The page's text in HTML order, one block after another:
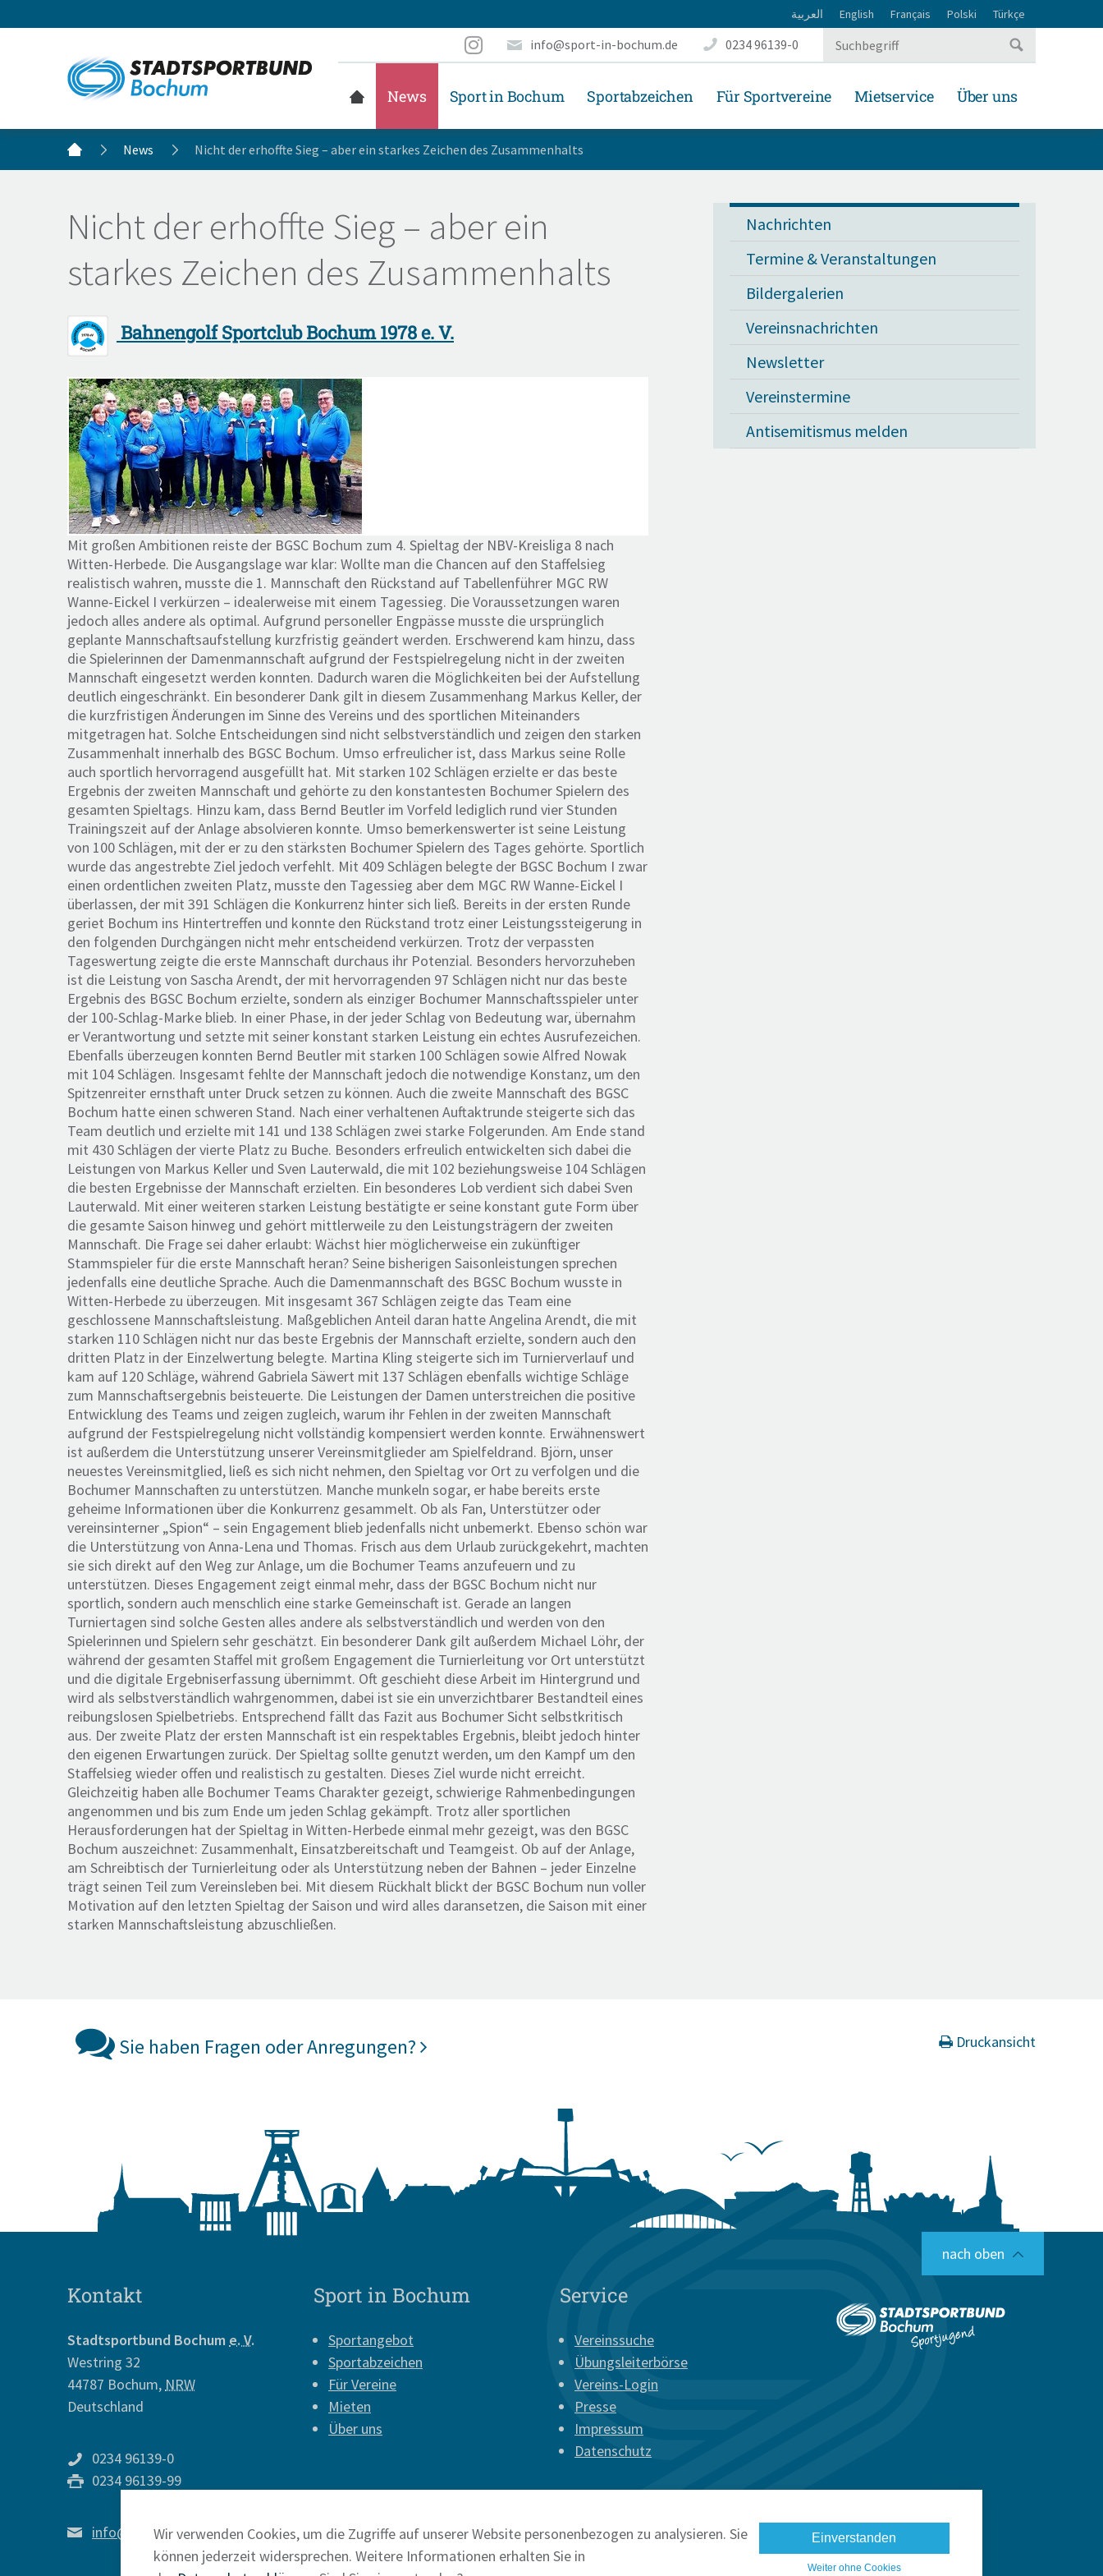
العربية English Français Polski Türkçe
info@sport-in-bochum.de 0234 96139-0
News Sport in Bochum Sportabzeichen Für Sportvereine Mietservice Über uns
News Nicht der erhoffte Sieg – aber ein starkes Zeichen des Zusammenhalts
Nicht der erhoffte Sieg – aber ein
starkes Zeichen des Zusammenhalts
Bahnengolf Sportclub Bochum 1978 e. V.
Mit großen Ambitionen reiste der BGSC Bochum zum 4. Spieltag der NBV-Kreisliga 8 nach
Witten-Herbede. Die Ausgangslage war klar: Wollte man die Chancen auf den Staffelsieg
realistisch wahren, musste die 1. Mannschaft den Rückstand auf Tabellenführer MGC RW
Wanne-Eickel I verkürzen – idealerweise mit einem Tagessieg. Die Voraussetzungen waren
jedoch alles andere als optimal. Aufgrund personeller Engpässe musste die ursprünglich
geplante Mannschaftsaufstellung kurzfristig geändert werden. Erschwerend kam hinzu, dass
die Spielerinnen der Damenmannschaft aufgrund der Festspielregelung nicht in der zweiten
Mannschaft eingesetzt werden konnten. Dadurch waren die Möglichkeiten bei der Aufstellung
deutlich eingeschränkt. Ein besonderer Dank gilt in diesem Zusammenhang Markus Keller, der
die kurzfristigen Änderungen im Sinne des Vereins und des sportlichen Miteinanders
mitgetragen hat. Solche Entscheidungen sind nicht selbstverständlich und zeigen den starken
Zusammenhalt innerhalb des BGSC Bochum. Umso erfreulicher ist, dass Markus seine Rolle
auch sportlich hervorragend ausgefüllt hat. Mit starken 102 Schlägen erzielte er das beste
Ergebnis der zweiten Mannschaft und gehörte zu den konstantesten Bochumer Spielern des
gesamten Spieltags. Hinzu kam, dass Bernd Beutler im Vorfeld lediglich rund vier Stunden
Trainingszeit auf der Anlage absolvieren konnte. Umso bemerkenswerter ist seine Leistung
von 100 Schlägen, mit der er zu den stärksten Bochumer Spielern des Tages gehörte. Sportlich
wurde das angestrebte Ziel jedoch verfehlt. Mit 409 Schlägen belegte der BGSC Bochum I zwar
einen ordentlichen zweiten Platz, musste den Tagessieg aber dem MGC RW Wanne-Eickel I
überlassen, der mit 391 Schlägen die Konkurrenz hinter sich ließ. Bereits in der ersten Runde
geriet Bochum ins Hintertreffen und konnte den Rückstand trotz einer Leistungssteigerung in
den folgenden Durchgängen nicht mehr entscheidend verkürzen. Trotz der verpassten
Tageswertung zeigte die erste Mannschaft durchaus ihr Potenzial. Besonders hervorzuheben
ist die Leistung von Sascha Arendt, der mit hervorragenden 97 Schlägen nicht nur das beste
Ergebnis des BGSC Bochum erzielte, sondern als einziger Bochumer Mannschaftsspieler unter
der 100-Schlag-Marke blieb. In einer Phase, in der jeder Schlag von Bedeutung war, übernahm
er Verantwortung und setzte mit seiner konstant starken Leistung ein echtes Ausrufezeichen.
Ebenfalls überzeugen konnten Bernd Beutler mit starken 100 Schlägen sowie Alfred Nowak
mit 104 Schlägen. Insgesamt fehlte der Mannschaft jedoch die notwendige Konstanz, um den
Spitzenreiter ernsthaft unter Druck setzen zu können. Auch die zweite Mannschaft des BGSC
Bochum hatte einen schweren Stand. Nach einer verhaltenen Auftaktrunde steigerte sich das
Team deutlich und erzielte mit 141 und 138 Schlägen zwei starke Folgerunden. Am Ende stand
mit 430 Schlägen der vierte Platz zu Buche. Besonders erfreulich entwickelten sich dabei die
Leistungen von Markus Keller und Sven Lauterwald, die mit 102 beziehungsweise 104 Schlägen
die besten Ergebnisse der Mannschaft erzielten. Ein besonderes Lob verdient sich dabei Sven
Lauterwald. Mit einer weiteren starken Leistung bestätigte er seine konstant gute Form über
die gesamte Saison hinweg und gehört mittlerweile zu den Leistungsträgern der zweiten
Mannschaft. Die Frage sei daher erlaubt: Wächst hier möglicherweise ein zukünftiger
Stammspieler für die erste Mannschaft heran? Seine bisherigen Saisonleistungen sprechen
jedenfalls eine deutliche Sprache. Auch die Damenmannschaft des BGSC Bochum wusste in
Witten-Herbede zu überzeugen. Mit insgesamt 367 Schlägen zeigte das Team eine
geschlossene Mannschaftsleistung. Maßgeblichen Anteil daran hatte Angelina Arendt, die mit
starken 110 Schlägen nicht nur das beste Ergebnis der Mannschaft erzielte, sondern auch den
dritten Platz in der Einzelwertung belegte. Martina Kling steigerte sich im Turnierverlauf und
kam auf 120 Schläge, während Gabriela Säwert mit 137 Schlägen ebenfalls wichtige Schläge
zum Mannschaftsergebnis beisteuerte. Die Leistungen der Damen unterstreichen die positive
Entwicklung des Teams und zeigen zugleich, warum ihr Fehlen in der zweiten Mannschaft
aufgrund der Festspielregelung nicht vollständig kompensiert werden konnte. Erwähnenswert
ist außerdem die Unterstützung unserer Vereinsmitglieder am Spielfeldrand. Björn, unser
neuestes Vereinsmitglied, ließ es sich nicht nehmen, den Spieltag vor Ort zu verfolgen und die
Bochumer Mannschaften zu unterstützen. Manche munkeln sogar, er habe bereits erste
geheime Informationen über die Konkurrenz gesammelt. Ob als Fan, Unterstützer oder
vereinsinterner „Spion“ – sein Engagement blieb jedenfalls nicht unbemerkt. Ebenso schön war
die Unterstützung von Anna-Lena und Thomas. Frisch aus dem Urlaub zurückgekehrt, machten
sie sich direkt auf den Weg zur Anlage, um die Bochumer Teams anzufeuern und zu
unterstützen. Dieses Engagement zeigt einmal mehr, dass der BGSC Bochum nicht nur
sportlich, sondern auch menschlich eine starke Gemeinschaft ist. Gerade an langen
Turniertagen sind solche Gesten alles andere als selbstverständlich und werden von den
Spielerinnen und Spielern sehr geschätzt. Ein besonderer Dank gilt außerdem Michael Löhr, der
während der gesamten Staffel mit großem Engagement die Turnierleitung vor Ort unterstützt
und die digitale Ergebniserfassung übernimmt. Oft geschieht diese Arbeit im Hintergrund und
wird als selbstverständlich wahrgenommen, dabei ist sie ein unverzichtbarer Bestandteil eines
reibungslosen Spielbetriebs. Entsprechend fällt das Fazit aus Bochumer Sicht selbstkritisch
aus. Der zweite Platz der ersten Mannschaft ist ein respektables Ergebnis, bleibt jedoch hinter
den eigenen Erwartungen zurück. Der Spieltag sollte genutzt werden, um den Kampf um den
Staffelsieg wieder offen und realistisch zu gestalten. Dieses Ziel wurde nicht erreicht.
Gleichzeitig haben alle Bochumer Teams Charakter gezeigt, schwierige Rahmenbedingungen
angenommen und bis zum Ende um jeden Schlag gekämpft. Trotz aller sportlichen
Herausforderungen hat der Spieltag in Witten-Herbede einmal mehr gezeigt, was den BGSC
Bochum auszeichnet: Zusammenhalt, Einsatzbereitschaft und Teamgeist. Ob auf der Anlage,
am Schreibtisch der Turnierleitung oder als Unterstützung neben der Bahnen – jeder Einzelne
trägt seinen Teil zum Vereinsleben bei. Mit diesem Rückhalt blickt der BGSC Bochum nun voller
Motivation auf den letzten Spieltag der Saison und wird alles daransetzen, die Saison mit einer
starken Mannschaftsleistung abzuschließen.
Nachrichten
Termine & Veranstaltungen
Bildergalerien
Vereinsnachrichten
Newsletter
Vereinstermine
Antisemitismus melden
Sie haben Fragen oder Anregungen? Druckansicht
nach oben
Kontakt
Stadtsportbund Bochum e. V.
Westring 32
44787 Bochum, NRW
Deutschland
0234 96139-0
0234 96139-99
info@sport-in-bochum.de
Sport in Bochum
Sportangebot
Sportabzeichen
Für Vereine
Mieten
Über uns
Service
Vereinssuche
Übungsleiterbörse
Vereins-Login
Presse
Impressum
Datenschutz
Wir verwenden Cookies, um die Zugriffe auf unserer Website personenbezogen zu analysieren. Sie
können jederzeit widersprechen. Weitere Informationen erhalten Sie in
Einverstanden
Weiter ohne Cookies